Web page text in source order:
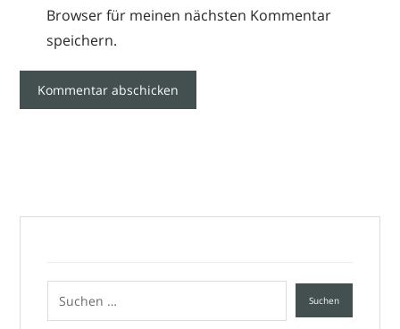
Browser für meinen nächsten Kommentar
speichern.